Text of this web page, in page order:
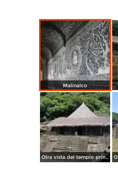
Malinalco
Otra vista del templo principal